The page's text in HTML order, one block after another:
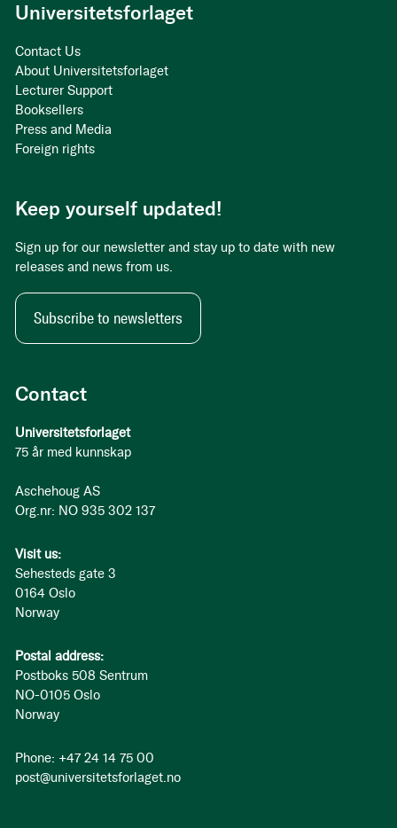
Contact
Universitetsforlaget
75 år med kunnskap
Aschehoug AS
Org.nr: NO 935 302 137
Visit us:
Sehesteds gate 3
0164 Oslo
Norway
Postal address:
Postboks 508 Sentrum
NO-0105 Oslo
Norway
Phone: +47 24 14 75 00
post@universitetsforlaget.no
Universitetsforlaget
Contact Us
About Universitetsforlaget
Lecturer Support
Booksellers
Press and Media
Foreign rights
Keep yourself updated!
Sign up for our newsletter and stay up to date with new
releases and news from us.
Subscribe to newsletters